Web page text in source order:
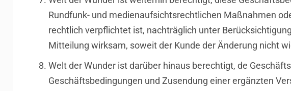
Rundfunk- und medienaufsichtsrechtlichen Maßnahmen
rechtlich verpflichtet ist, nachträglich unter
Mitteilung wirksam, soweit der Kunde der Änderung nicht
Welt der Wunder ist darüber hinaus berechtigt, de
Geschäftsbedingungen und Zusendung einer ergänzten